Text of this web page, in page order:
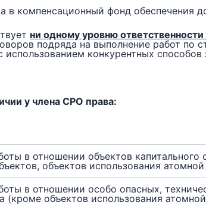
в компенсационный фонд обеспечения
ни одному уровню ответственности
подряда на выполнение работ по
использованием конкурентных
у члена СРО права:
в отношении объектов
объектов использования атомной
в отношении особо опасных,
(кроме объектов использования